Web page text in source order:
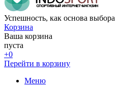
Успешность, как основа выбора
Корзина
Ваша корзина
пуста
+0
Перейти в корзину
Меню